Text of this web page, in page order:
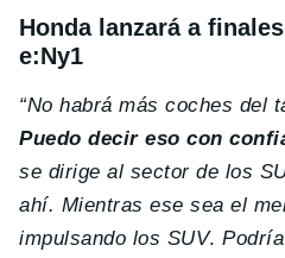
Honda lanzará a
e:Ny1
“No habrá más coches del
Puedo decir eso con
se dirige al sector de los
ahí. Mientras ese sea el
impulsando los SUV.